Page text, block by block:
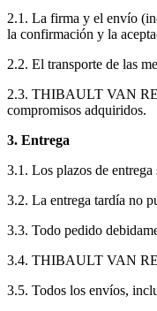
2.1. La firma y el envío
la confirmación y la
2.2. El transporte de las
2.3. THIBAULT VAN
compromisos adquiridos.
3. Entrega
3.1. Los plazos de
3.2. La entrega tardía no
3.3. Todo pedido
3.4. THIBAULT VAN
3.5. Todos los envíos,